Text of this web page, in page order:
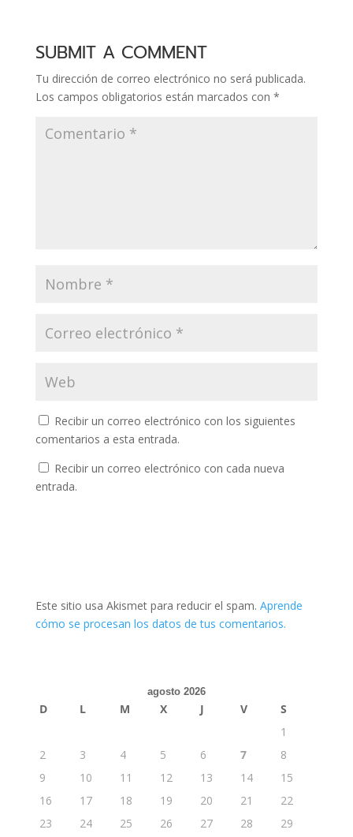
SUBMIT A COMMENT
Tu dirección de correo electrónico no será publicada.
Los campos obligatorios están marcados con *
Recibir un correo electrónico con los siguientes
comentarios a esta entrada.
Recibir un correo electrónico con cada nueva
entrada.
Este sitio usa Akismet para reducir el spam. Aprende
cómo se procesan los datos de tus comentarios.
agosto 2026
D L M X J V
S
1
2
3 4 5 6 7
8
9
10 11 12 13 14
15
16
17 18 19 20 21
22
23
24 25 26 27 28
29